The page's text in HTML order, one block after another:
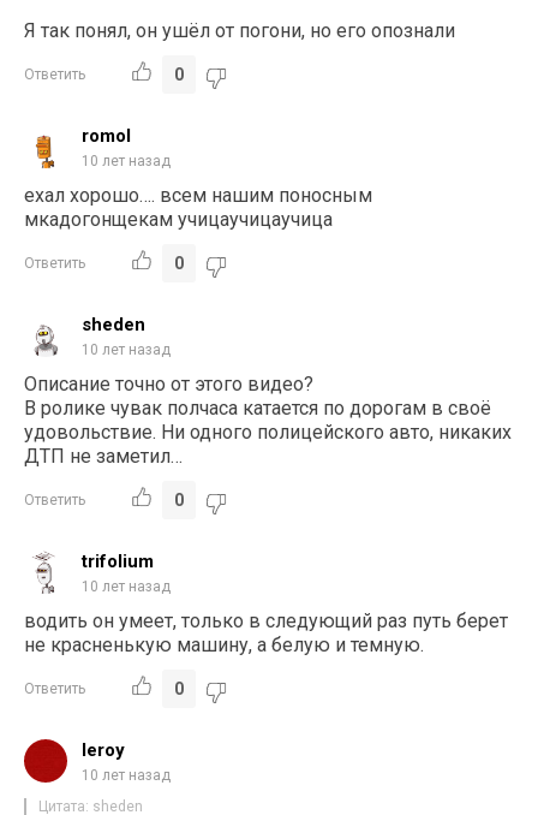
Я так понял, он ушёл от погони, но его опознали
Ответить 0
romol
10 лет назад
ехал хорошо…. всем нашим поносным
мкадогонщекам учицаучицаучица
Ответить 0
sheden
10 лет назад
Описание точно от этого видео?
В ролике чувак полчаса катается по дорогам в своё
удовольствие. Ни одного полицейского авто, никаких
ДТП не заметил…
Ответить 0
trifolium
10 лет назад
водить он умеет, только в следующий раз путь берет
не красненькую машину, а белую и темную.
Ответить 0
leroy
10 лет назад
Цитата: sheden